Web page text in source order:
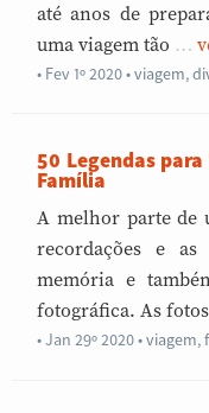
até anos de
uma viagem tão …
Fev 1º 2020•viagem,
50 Legendas
Família
A melhor parte de
recordações e
memória e
fotográfica. As
Jan 29º 2020•viagem,